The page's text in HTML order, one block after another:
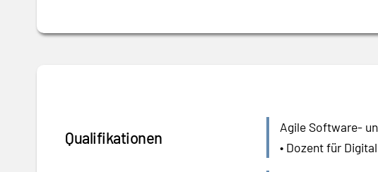
Qualifikationen
Agile Software-
• Dozent für